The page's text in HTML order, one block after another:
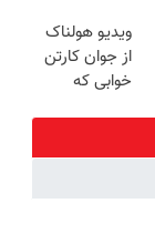
بدون سود
ویدیو هولناک
از جوان کارتن
خوابی که